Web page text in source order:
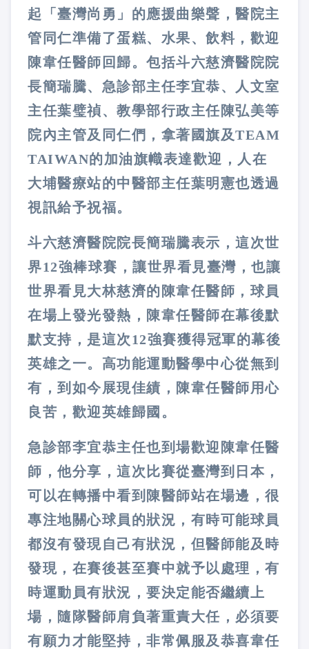
起「臺灣尚勇」的應援曲樂聲，醫院主
管同仁準備了蛋糕、水果、飲料，歡迎
陳韋任醫師回歸。包括斗六慈濟醫院院
長簡瑞騰、急診部主任李宜恭、人文室
主任葉璧禎、教學部行政主任陳弘美等
院內主管及同仁們，拿著國旗及TEAM
TAIWAN的加油旗幟表達歡迎，人在
大埔醫療站的中醫部主任葉明憲也透過
視訊給予祝福。
斗六慈濟醫院院長簡瑞騰表示，這次世
界12強棒球賽，讓世界看見臺灣，也讓
世界看見大林慈濟的陳韋任醫師，球員
在場上發光發熱，陳韋任醫師在幕後默
默支持，是這次12強賽獲得冠軍的幕後
英雄之一。高功能運動醫學中心從無到
有，到如今展現佳績，陳韋任醫師用心
良苦，歡迎英雄歸國。
急診部李宜恭主任也到場歡迎陳韋任醫
師，他分享，這次比賽從臺灣到日本，
可以在轉播中看到陳醫師站在場邊，很
專注地關心球員的狀況，有時可能球員
都沒有發現自己有狀況，但醫師能及時
發現，在賽後甚至賽中就予以處理，有
時運動員有狀況，要決定能否繼續上
場，隨隊醫師肩負著重責大任，必須要
有願力才能堅持，非常佩服及恭喜韋任